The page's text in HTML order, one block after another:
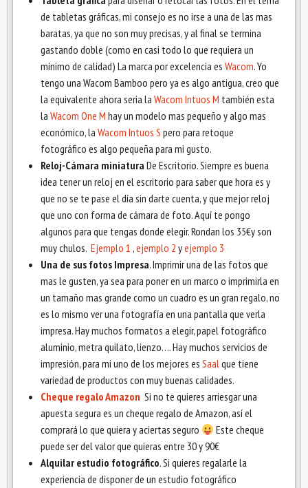
de tabletas gráficas, mi consejo es no irse a una de las mas
baratas, ya que no son muy precisas, y al final se termina
gastando doble (como en casi todo lo que requiera un
mínimo de calidad) La marca por excelencia es Wacom. Yo
tengo una Wacom Bamboo pero ya es algo antigua, creo que
la equivalente ahora seria la Wacom Intuos M también esta
la Wacom One M hay un modelo mas pequeño y algo mas
económico, la Wacom Intuos S pero para retoque
fotográfico es algo pequeña para mi gusto.
Reloj-Cámara miniatura De Escritorio. Siempre es buena
idea tener un reloj en el escritorio para saber que hora es y
que no se te pase el día sin darte cuenta, y que mejor reloj
que uno con forma de cámara de foto. Aquí te pongo
algunos para que tengas donde elegir. Rondan los 35€y son
muy chulos. Ejemplo 1 ,ejemplo 2 yejemplo 3
Una de sus fotos Impresa. Imprimir una de las fotos que
mas le gusten, ya sea para poner en un marco o imprimirla en
un tamaño mas grande como un cuadro es un gran regalo, no
es lo mismo ver una fotografía en una pantalla que verla
impresa. Hay muchos formatos a elegir, papel fotográfico
aluminio, metra quilato, lienzo…. Hay muchos servicios de
impresión, para mi uno de los mejores es Saalque tiene
variedad de productos con muy buenas calidades.
Cheque regalo Amazon Si no te quieres arriesgar una
apuesta segura es un cheque regalo de Amazon, así el
comprará lo que quiera y aciertas seguro
Este cheque
puede ser del valor que quieras entre 30 y 90€
Alquilar estudio fotográfico. Si quieres regalarle la
experiencia de disponer de un estudio fotográfico